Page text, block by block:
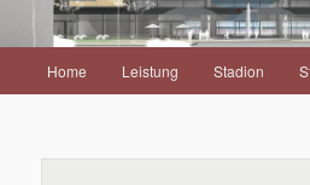
Zum
Home Leistung Stadion